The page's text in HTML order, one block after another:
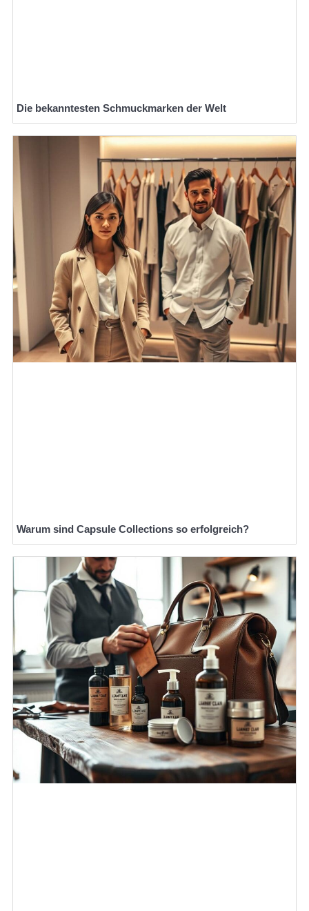
Die bekanntesten Schmuckmarken der Welt
Warum sind Capsule Collections so erfolgreich?